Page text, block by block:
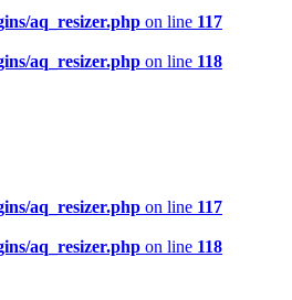
aq_resizer.php on line 117
aq_resizer.php on line 118
aq_resizer.php on line 117
aq_resizer.php on line 118